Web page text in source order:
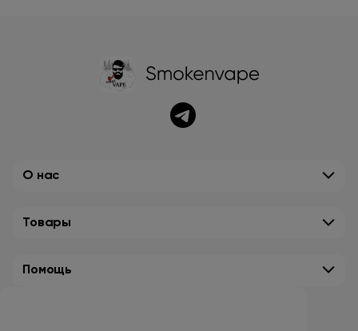
О нас
Товары
Помощь